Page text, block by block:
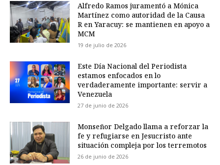
Alfredo Ramos juramentó a Mónica
Martínez como autoridad de la Causa
R en Yaracuy: se mantienen en apoyo a
MCM
19 de julio de 2026
Este Día Nacional del Periodista
estamos enfocados en lo
verdaderamente importante: servir a
Venezuela
27 de junio de 2026
Monseñor Delgado llama a reforzar la
fe y refugiarse en Jesucristo ante
situación compleja por los terremotos
26 de junio de 2026